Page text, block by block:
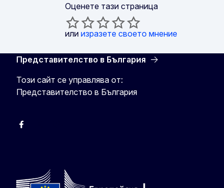
Оценете тази страница
или изразете своето мнение
Представителство в България
Този сайт се управлява от:
Представителство в България
Facebook